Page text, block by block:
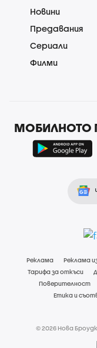
Новини
Предавания
Сериали
Филми
МОБИЛНОТО
Реклама Реклама
Тарифа за откъси
Поверителност
Етика и
© 2026 Нова